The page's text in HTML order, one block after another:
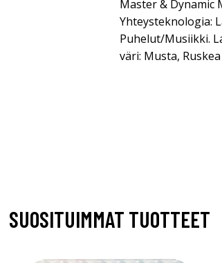
Master & Dynamic
Yhteysteknologia:
Puhelut/Musiikki.
väri: Musta, Ruskea
SUOSITUIMMAT TUOTTEET